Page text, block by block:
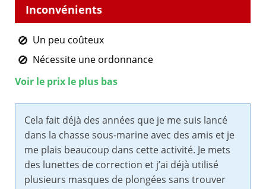
Un peu coûteux
Nécessite une ordonnance
Voir le prix le plus bas
Cela fait déjà des années que je me suis lancé
dans la chasse sous-marine avec des amis et je
me plais beaucoup dans cette activité. Je mets
des lunettes de correction et j’ai déjà utilisé
plusieurs masques de plongées sans trouver